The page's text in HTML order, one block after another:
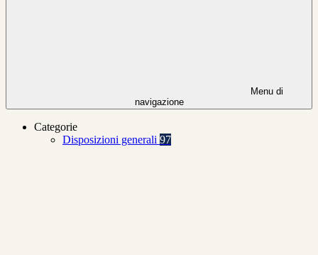
Menu di
navigazione
Categorie
Disposizioni generali 97